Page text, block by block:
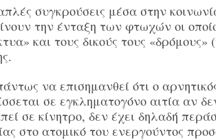
συγκρούσεις μέσα στην
την ένταξη των φτωχών οι
και τους δικούς τους
να επισημανθεί ότι ο
σε εγκληματογόνο αιτία αν
σε κίνητρο, δεν έχει δηλαδή
στο ατομικό του ενεργούντος